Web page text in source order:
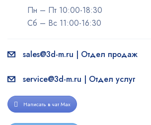
Пн – Пт 10:00-18:30
Сб – Вс 11:00-16:30
sales@3d-m.ru | Отдел продаж
service@3d-m.ru | Отдел услуг
Написать в чат Max